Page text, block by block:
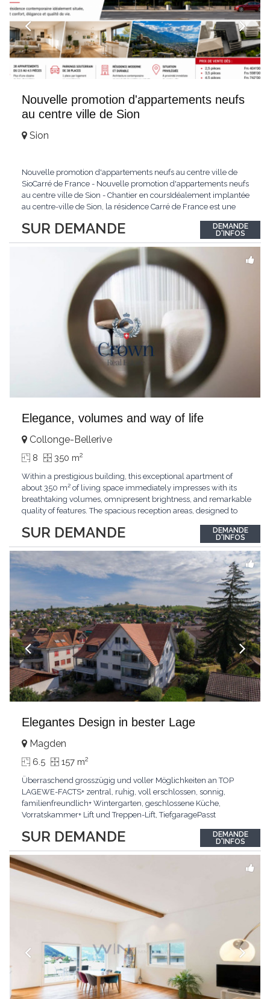
Nouvelle promotion d'appartements neufs
au centre ville de Sion
SUR DEMANDE
Sion
Nouvelle promotion d'appartements neufs au centre ville de
SioCarré de France - Nouvelle promotion d'appartements neufs
au centre ville de Sion - Chantier en coursIdéalement implantée
au centre-ville de Sion, la résidence Carré de France est une
contemporaine, qualité de vie et emplacement privilégié.Ce
projet d'envergure comprend 38...
DEMANDE
D'INFOS
Elegance, volumes and way of life
SUR DEMANDE
Collonge-Bellerive
8 350 m2
Within a prestigious building, this exceptional apartment of
about 350 m² of living space immediately impresses with its
breathtaking volumes, omnipresent brightness, and remarkable
quality of features. The spacious reception areas, designed to
outdoor spaces bathed in greenery. The bedrooms also have
direct access to the outdoors, offering...
DEMANDE
D'INFOS
Elegantes Design in bester Lage
SUR DEMANDE
Magden
6.5 157 m2
Überraschend grosszügig und voller Möglichkeiten an TOP
LAGEWE-FACTS+ zentral, ruhig, voll erschlossen, sonnig,
familienfreundlich+ Wintergarten, geschlossene Küche,
Vorratskammer+ Lift und Treppen-Lift, TiefgaragePasst
Wintergarten schaffen ein lichtdurchflutetes
Wunder.Interessiert? JETZT anrufen: +41 76 507 21 32
DEMANDE
D'INFOS